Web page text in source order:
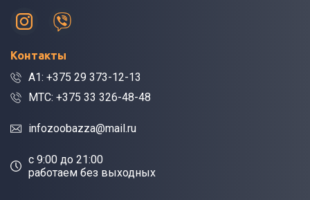
Контакты
A1: +375 29 373-12-13
МТС: +375 33 326-48-48
infozoobazza@mail.ru
c 9:00 до 21:00
работаем без выходных